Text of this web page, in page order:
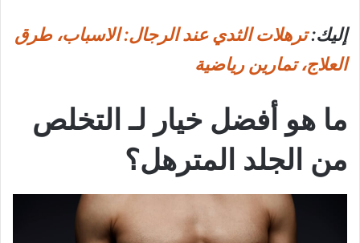
إليك:ترهلات الثدي عند الرجال: الاسباب، طرق
العلاج، تمارين رياضية
ما هو أفضل خيار لـ التخلص
من الجلد المترهل؟